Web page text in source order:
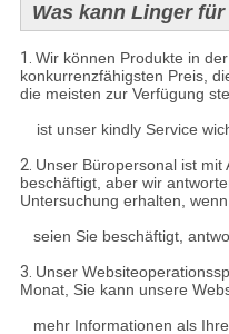
Was kann Linger
1. Wir können Produkte in
konkurrenzfähigsten Preis,
die meisten zur Verfügung
ist unser kindly Service
2. Unser Büropersonal ist mit
beschäftigt, aber wir
Untersuchung erhalten,
seien Sie beschäftigt,
3. Unser
Monat, Sie kann unsere
mehr Informationen als